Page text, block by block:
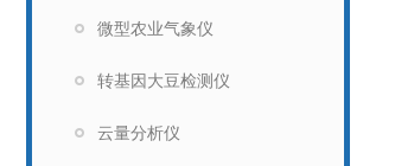
微型农业气象仪
转基因大豆检测仪
云量分析仪